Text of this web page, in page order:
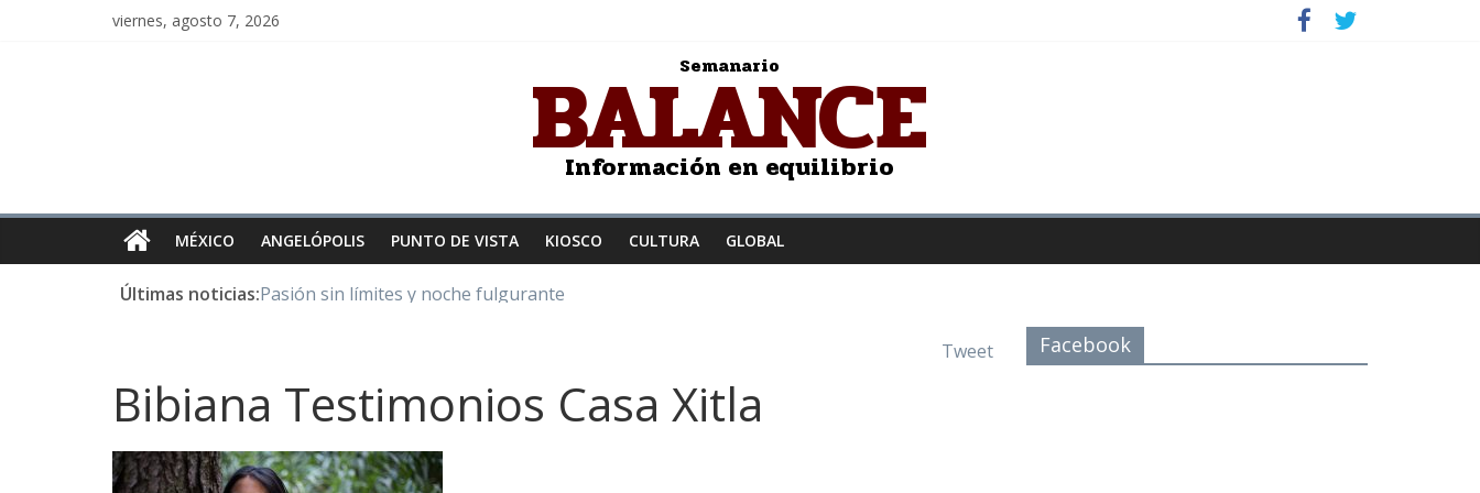
viernes, agosto 7, 2026
Semanario
BALANCE
Información en equilibrio
MÉXICO ANGELÓPOLIS PUNTO DE VISTA KIOSCO CULTURA GLOBAL
Últimas noticias:Pasión sin límites y noche fulgurante
Juntos hasta el último minuto
Tweet
Bibiana Testimonios Casa Xitla
Facebook